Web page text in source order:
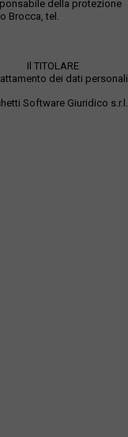
della protezione
Brocca, tel.
Il TITOLARE
dei dati personali
Software Giuridico s.r.l.